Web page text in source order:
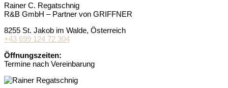
Rainer C. Regatschnig
R&B GmbH – Partner von GRIFFNER
8255 St. Jakob im Walde, Österreich
+43 699 124 72 304
Öffnungszeiten:
Termine nach Vereinbarung